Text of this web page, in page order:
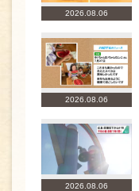
2026.08.06
2026.08.06
2026.08.06